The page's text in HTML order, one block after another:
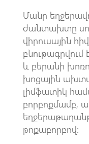
Մանր
ժանտախտը
վիրուսային
բնութագրվում
և բերանի
խոցային
լիմֆատիկ
բորբոքմամբ,
թոքաբորբով: